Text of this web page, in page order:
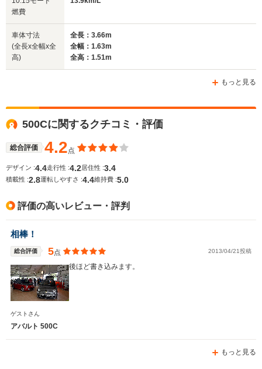
サイズ
(全長x全幅x全高)
WLTCモード
燃費
1.63m
燃費
車体寸法
(全長x全幅x全
高)
全長：3.66m
全幅：1.63m
全高：1.51m
もっと見る
500Cに関するクチコミ・評価
総合評価 4.2点
デザイン :4.4走行性 :4.2居住性 :3.4
積載性 :2.8運転しやすさ :4.4維持費 :5.0
評価の高いレビュー・評判
相棒！
総合評価 5点 2013/04/21投稿
後ほど書き込みます。
ゲストさん
アバルト 500C
もっと見る